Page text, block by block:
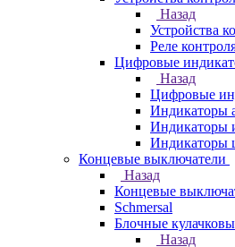
Назад
Устройства
Реле
Цифровые
Назад
Цифровые
Индикаторы
Индикаторы
Индикаторы
Концевые выключатели
Назад
Концевые
Schmersal
Блочные
Назад